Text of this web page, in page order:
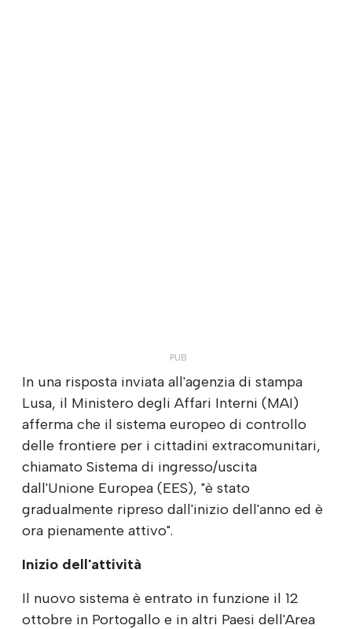
In una risposta inviata all'agenzia di stampa
Lusa, il Ministero degli Affari Interni (MAI)
afferma che il sistema europeo di controllo
delle frontiere per i cittadini extracomunitari,
chiamato Sistema di ingresso/uscita
dall'Unione Europea (EES), "è stato
gradualmente ripreso dall'inizio dell'anno ed è
ora pienamente attivo".
Inizio dell'attività
Il nuovo sistema è entrato in funzione il 12
ottobre in Portogallo e in altri Paesi dell'Area